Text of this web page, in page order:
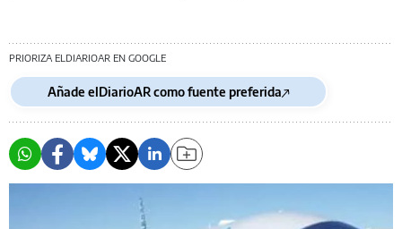
PRIORIZA ELDIARIOAR EN GOOGLE
Añade elDiarioAR como fuente preferida